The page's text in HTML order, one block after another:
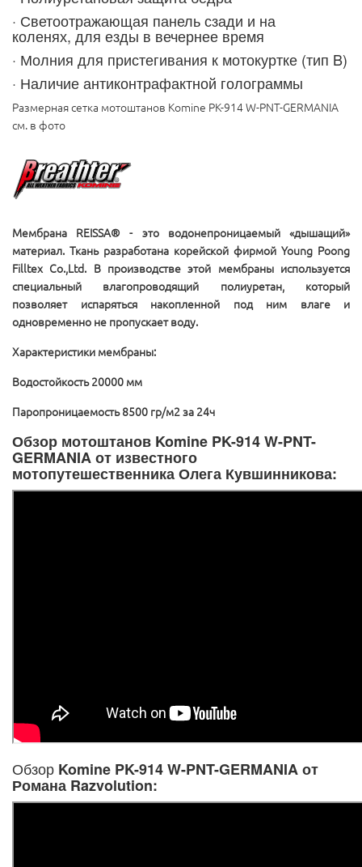
· Светоотражающая панельсзади и на
коленях, для езды в вечернее время
· Молния для пристегивания к мотокуртке (тип B)
· Наличие антиконтрафактной голограммы
Размерная сетка мотоштанов Komine PK-914 W-PNT-GERMANIA
см. в фото
Мембрана REISSA® - это водонепроницаемый «дышащий»
материал. Ткань разработана корейской фирмой Young Poong
Filltex Сo.,Ltd. В производстве этой мембраны используется
специальный влагопроводящий полиуретан, который
позволяет испаряться накопленной под ним влаге и
одновременно не пропускает воду.
Характеристики мембраны:
Водостойкость 20000 мм
Паропроницаемость 8500 гр/м2 за 24ч
Обзор мотоштанов Komine PK-914 W-PNT-
GERMANIA от известного
мотопутешественника Олега Кувшинникова:
Обзор Komine PK-914 W-PNT-GERMANIA от
Романа Razvolution: